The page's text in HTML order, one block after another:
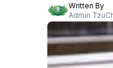
Written By
Admin